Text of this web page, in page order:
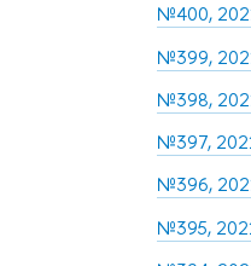
№400,
№399,
№398,
№397,
№396,
№395,